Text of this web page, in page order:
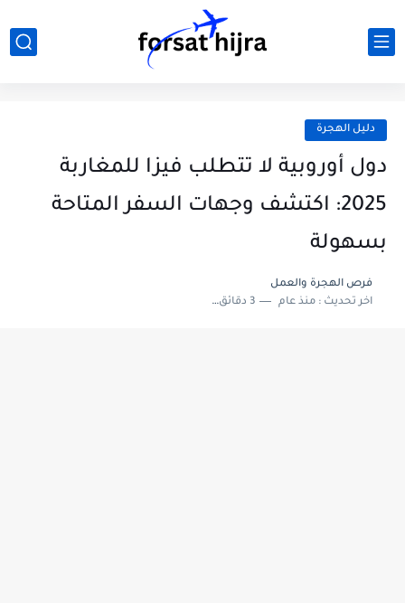
دليل الهجرة
دول أوروبية لا تتطلب فيزا للمغاربة
2025: اكتشف وجهات السفر المتاحة
بسهولة
فرص الهجرة والعمل
اخر تحديث :منذ عام 3 دقائق للقراءة